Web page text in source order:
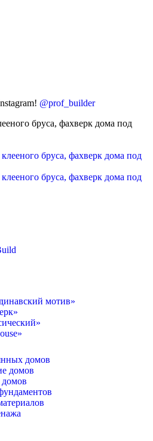
@prof_builder
бруса, фахверк дома под
мотив»
домов
домов
домов